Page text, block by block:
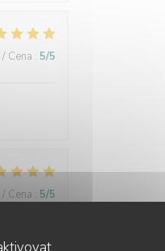
Cena : 5/5
Cena : 5/5